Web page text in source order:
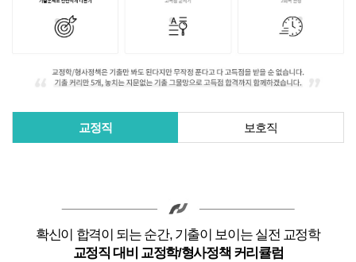
교정직 보호직
확신이 합격이 되는 순간, 기출이 보이는 실전 교정학
교정직 대비 교정학/형사정책 커리큘럼